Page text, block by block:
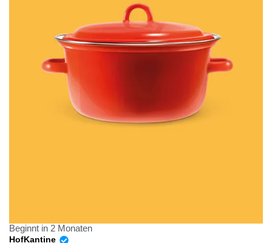
Beginnt in 2 Monaten
HofKantine